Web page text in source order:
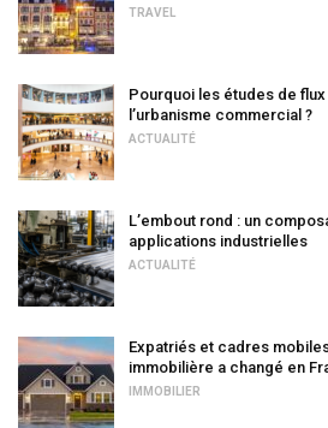
TRAVEL
Pourquoi les études de
l’urbanisme commercial ?
ACTUALITÉ
L’embout rond : un
applications industrielles
ACTUALITÉ
Expatriés et cadres
immobilière a changé en
IMMOBILIER